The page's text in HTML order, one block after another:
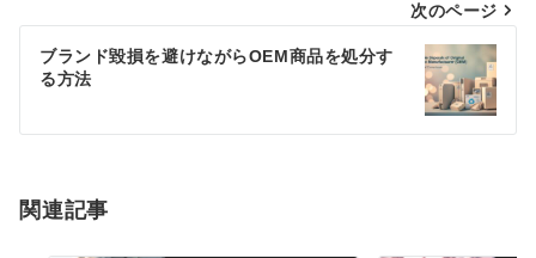
ビ
ゲ
シ
ン
次のページ
ブランド毀損を避けながらOEM商品を処分す
る方法
関連記事